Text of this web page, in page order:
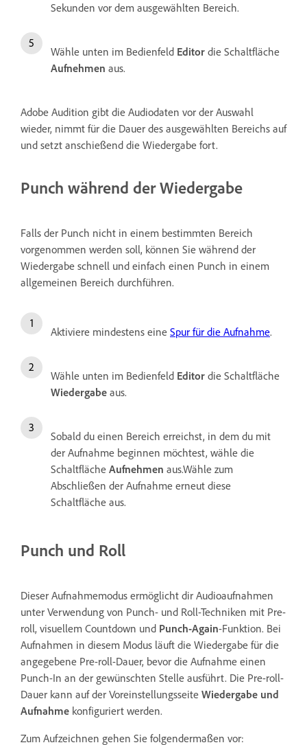
Sekunden vor dem ausgewählten Bereich.
Wähle unten im Bedienfeld Editor die Schaltfläche
Aufnehmen aus.
Adobe Audition gibt die Audiodaten vor der Auswahl
wieder, nimmt für die Dauer des ausgewählten Bereichs auf
und setzt anschießend die Wiedergabe fort.
Punch während der Wiedergabe
Falls der Punch nicht in einem bestimmten Bereich
vorgenommen werden soll, können Sie während der
Wiedergabe schnell und einfach einen Punch in einem
allgemeinen Bereich durchführen.
Aktiviere mindestens eine Spur für die Aufnahme.
Wähle unten im Bedienfeld Editor die Schaltfläche
Wiedergabe aus.
Sobald du einen Bereich erreichst, in dem du mit
der Aufnahme beginnen möchtest, wähle die
Schaltfläche Aufnehmen aus.Wähle zum
Abschließen der Aufnahme erneut diese
Schaltfläche aus.
Punch und Roll
Dieser Aufnahmemodus ermöglicht dir Audioaufnahmen
unter Verwendung von Punch- und Roll-Techniken mit Pre-
roll, visuellem Countdown und Punch-Again-Funktion. Bei
Aufnahmen in diesem Modus läuft die Wiedergabe für die
angegebene Pre-roll-Dauer, bevor die Aufnahme einen
Punch-In an der gewünschten Stelle ausführt. Die Pre-roll-
Dauer kann auf der Voreinstellungsseite Wiedergabe und
Aufnahme konfiguriert werden.
Zum Aufzeichnen gehen Sie folgendermaßen vor: